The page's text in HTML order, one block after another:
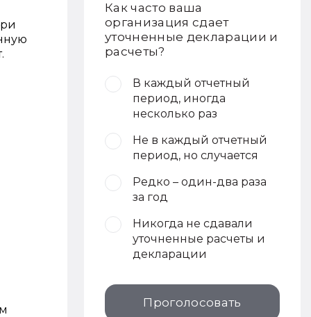
Как часто ваша
организация сдает
уточненные декларации и
расчеты?
В каждый отчетный
период, иногда
несколько раз
Не в каждый отчетный
период, но случается
Редко – один-два раза
за год
Никогда не сдавали
уточненные расчеты и
декларации
Проголосовать